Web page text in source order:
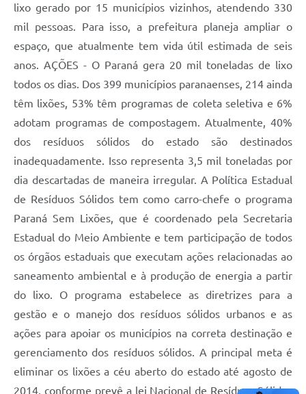
lixo gerado por 15 municípios vizinhos, atendendo 330
mil pessoas. Para isso, a prefeitura planeja ampliar o
espaço, que atualmente tem vida útil estimada de seis
anos. AÇÕES - O Paraná gera 20 mil toneladas de lixo
todos os dias. Dos 399 municípios paranaenses, 214 ainda
têm lixões, 53% têm programas de coleta seletiva e 6%
adotam programas de compostagem. Atualmente, 40%
dos resíduos sólidos do estado são destinados
inadequadamente. Isso representa 3,5 mil toneladas por
dia descartadas de maneira irregular. A Política Estadual
de Resíduos Sólidos tem como carro-chefe o programa
Paraná Sem Lixões, que é coordenado pela Secretaria
Estadual do Meio Ambiente e tem participação de todos
os órgãos estaduais que executam ações relacionadas ao
saneamento ambiental e à produção de energia a partir
do lixo. O programa estabelece as diretrizes para a
gestão e o manejo dos resíduos sólidos urbanos e as
ações para apoiar os municípios na correta destinação e
gerenciamento dos resíduos sólidos. A principal meta é
eliminar os lixões a céu aberto do estado até agosto de
2014, conforme prevê a lei Nacional de Resíduos Sólidos